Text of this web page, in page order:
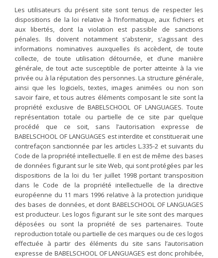
Les utilisateurs du présent site sont tenus de respecter les
dispositions de la loi relative à l’Informatique, aux fichiers et
aux libertés, dont la violation est passible de sanctions
pénales. Ils doivent notamment s’abstenir, s’agissant des
informations nominatives auxquelles ils accèdent, de toute
collecte, de toute utilisation détournée, et d’une manière
générale, de tout acte susceptible de porter atteinte à la vie
privée ou à la réputation des personnes. La structure générale,
ainsi que les logiciels, textes, images animées ou non son
savoir faire, et tous autres éléments composant le site sont la
propriété exclusive de BABELSCHOOL OF LANGUAGES. Toute
représentation totale ou partielle de ce site par quelque
procédé que ce soit, sans l’autorisation expresse de
BABELSCHOOL OF LANGUAGES est interdite et constituerait une
contrefaçon sanctionnée par les articles L.335-2 et suivants du
Code de la propriété intellectuelle. Il en est de même des bases
de données figurant sur le site Web, qui sont protégées par les
dispositions de la loi du 1er juillet 1998 portant transposition
dans le Code de la propriété intellectuelle de la directive
européenne du 11 mars 1996 relative à la protection juridique
des bases de données, et dont BABELSCHOOL OF LANGUAGES
est producteur. Les logos figurant sur le site sont des marques
déposées ou sont la propriété de ses partenaires. Toute
reproduction totale ou partielle de ces marques ou de ces logos
effectuée à partir des éléments du site sans l’autorisation
expresse de BABELSCHOOL OF LANGUAGES est donc prohibée,